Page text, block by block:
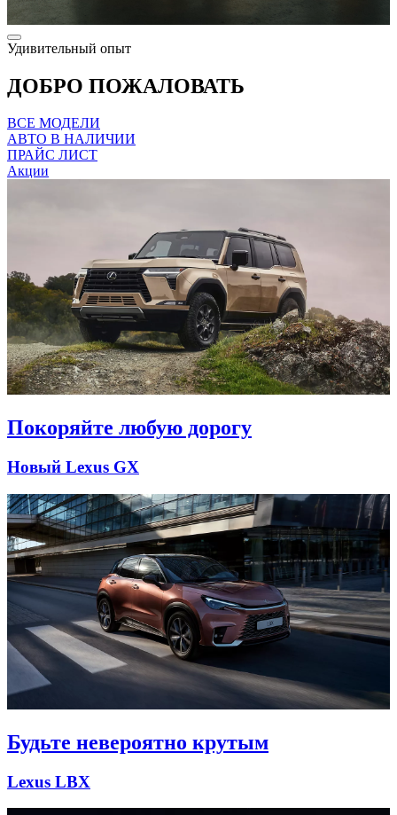
Удивительный опыт
ДОБРО ПОЖАЛОВАТЬ
ВСЕ МОДЕЛИ
АВТО В НАЛИЧИИ
ПРАЙС ЛИСТ
Акции
Покоряйте любую дорогу
Новый Lexus GX
Будьте невероятно крутым
Lexus LBX